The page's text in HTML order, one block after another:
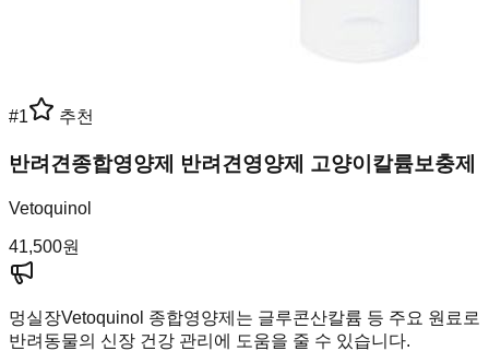
#1 추천
반려견종합영양제 반려견영양제 고양이칼륨보충제
Vetoquinol
41,500원
멍실장Vetoquinol 종합영양제는 글루콘산칼륨 등 주요 원료로
반려동물의 신장 건강 관리에 도움을 줄 수 있습니다.